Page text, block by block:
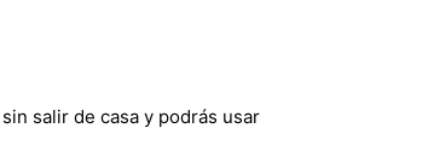
salir de casa y podrás usar